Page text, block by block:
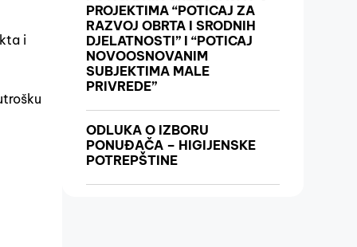
i
PROJEKTIMA “POTICAJ ZA
RAZVOJ OBRTA I SRODNIH
DJELATNOSTI” I “POTICAJ
NOVOOSNOVANIM
SUBJEKTIMA MALE
PRIVREDE”
ODLUKA O IZBORU
PONUĐAČA – HIGIJENSKE
POTREPŠTINE